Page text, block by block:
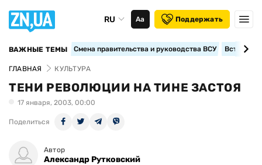
RU Аа Поддержать
ВАЖНЫЕ ТЕМЫ Смена правительства и руководства ВСУ
ГЛАВНАЯ КУЛЬТУРА
ТЕНИ РЕВОЛЮЦИИ НА ТИНЕ ЗАСТОЯ
17 января, 2003, 00:00
Поделиться
Автор
Александр Рутковский